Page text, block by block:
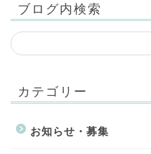
ブログ内検索
カテゴリー
お知らせ・募集